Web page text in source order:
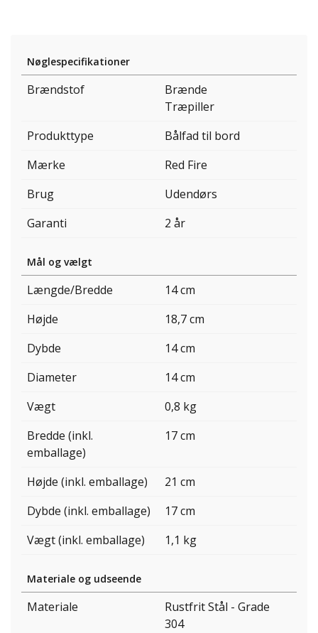
Nøglespecifikationer
Brændstof
Brænde
Træpiller
Produkttype
Bålfad til bord
Mærke
Red Fire
Brug
Udendørs
Garanti
2 år
Mål og vælgt
Længde/Bredde
14 cm
Højde
18,7 cm
Dybde
14 cm
Diameter
14 cm
Vægt
0,8 kg
Bredde (inkl.
emballage)
17 cm
Højde (inkl. emballage)
21 cm
Dybde (inkl. emballage)
17 cm
Vægt (inkl. emballage)
1,1 kg
Materiale og udseende
Materiale
Rustfrit Stål - Grade
304